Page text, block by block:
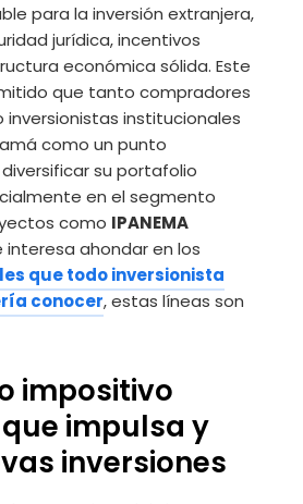
para la inversión extranjera,
jurídica, incentivos
económica sólida. Este
que tanto compradores
inversionistas institucionales
como un punto
su portafolio
en el segmento
como IPANEMA
interesa ahondar en los
que todo inversionista
conocer, estas líneas son
impositivo
impulsa y
inversiones